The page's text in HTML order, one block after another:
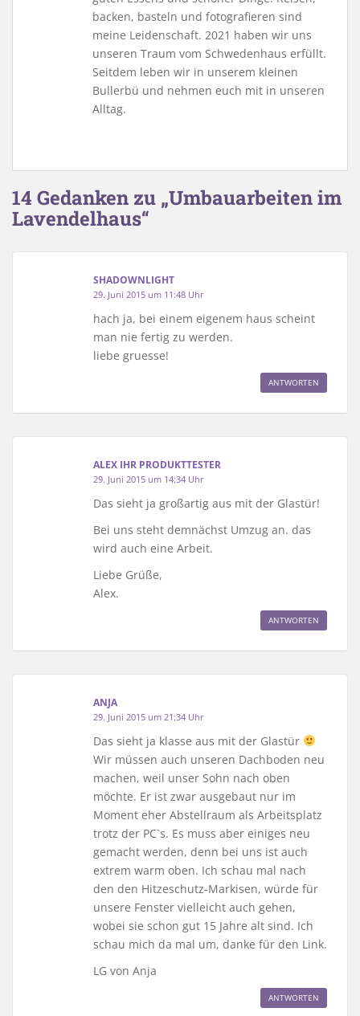
backen, basteln und fotografieren sind
meine Leidenschaft. 2021 haben wir uns
unseren Traum vom Schwedenhaus erfüllt.
Seitdem leben wir in unserem kleinen
Bullerbü und nehmen euch mit in unseren
Alltag.
14 Gedanken zu „Umbauarbeiten im
Lavendelhaus“
SHADOWNLIGHT
29. Juni 2015 um 11:48 Uhr
hach ja, bei einem eigenem haus scheint
man nie fertig zu werden.
liebe gruesse!
ANTWORTEN
ALEX IHR PRODUKTTESTER
29. Juni 2015 um 14:34 Uhr
Das sieht ja großartig aus mit der Glastür!
Bei uns steht demnächst Umzug an. das
wird auch eine Arbeit.
Liebe Grüße,
Alex.
ANTWORTEN
ANJA
29. Juni 2015 um 21:34 Uhr
Das sieht ja klasse aus mit der Glastür
Wir müssen auch unseren Dachboden neu
machen, weil unser Sohn nach oben
möchte. Er ist zwar ausgebaut nur im
Moment eher Abstellraum als Arbeitsplatz
trotz der PC`s. Es muss aber einiges neu
gemacht werden, denn bei uns ist auch
extrem warm oben. Ich schau mal nach
den den Hitzeschutz-Markisen, würde für
unsere Fenster vielleicht auch gehen,
wobei sie schon gut 15 Jahre alt sind. Ich
schau mich da mal um, danke für den Link.
LG von Anja
ANTWORTEN